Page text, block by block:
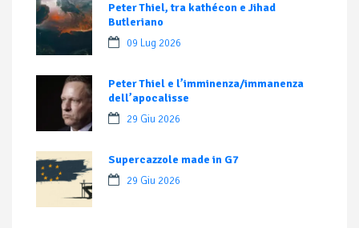
Peter Thiel, tra kathécon e Jihad
Butleriano
09 Lug 2026
Peter Thiel e l’imminenza/immanenza
dell’apocalisse
29 Giu 2026
Supercazzole made in G7
29 Giu 2026